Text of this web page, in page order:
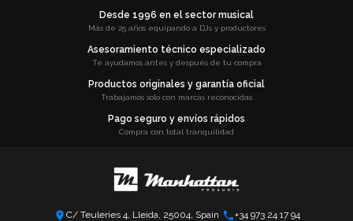
Desde 1996 en el sector musical
Más de 25 años equipando a DJs y productores
Asesoramiento técnico especializado
Te ayudamos antes y después de tu compra
Productos originales y garantía oficial
Trabajamos solo con marcas reconocidas
Pago seguro y envíos rápidos
Compra con total tranquilidad
C/ Teuleries 4, Lleida, 25004, Spain
+34 973 24 17 94